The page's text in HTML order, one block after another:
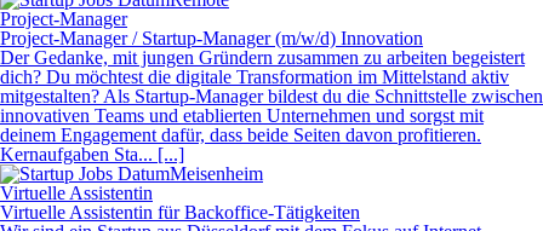
Project-Manager
Project-Manager / Startup-Manager (m/w/d) Innovation
Der Gedanke, mit jungen Gründern zusammen zu arbeiten begeistert
dich? Du möchtest die digitale Transformation im Mittelstand aktiv
mitgestalten? Als Startup-Manager bildest du die Schnittstelle zwischen
innovativen Teams und etablierten Unternehmen und sorgst mit
deinem Engagement dafür, dass beide Seiten davon profitieren.
Kernaufgaben Sta... [...]
Meisenheim
Virtuelle Assistentin
Virtuelle Assistentin für Backoffice-Tätigkeiten